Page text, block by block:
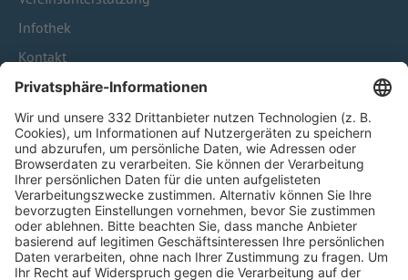
Infothek
Kontakt
HÄUFIG BESUCHTE SEITEN
Pässe und Vereinswechsel
Trainerausbildung
Schulungsangebot Vereinsmitarbeiter
BFV-Geschäftsstellen
Trainerbörse